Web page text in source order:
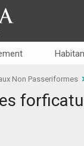
Non Passeriformes